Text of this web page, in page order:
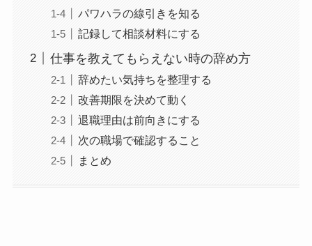
パワハラの線引きを知る
記録して相談材料にする
仕事を教えてもらえない時の辞め方
辞めたい気持ちを整理する
改善期限を決めて動く
退職理由は前向きにする
次の職場で確認すること
まとめ